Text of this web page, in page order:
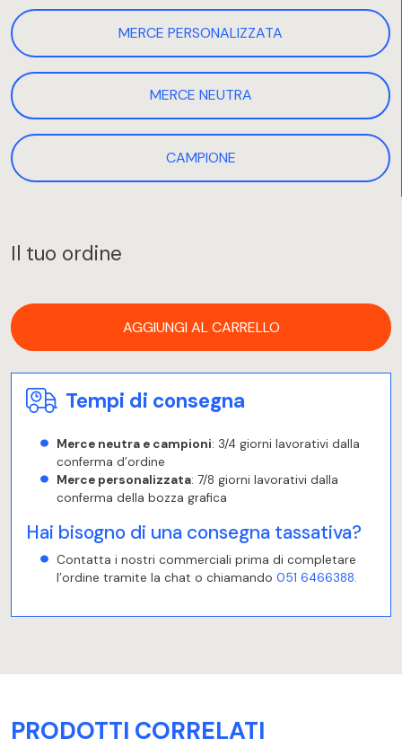
MERCE PERSONALIZZATA
MERCE NEUTRA
CAMPIONE
Il tuo ordine
AGGIUNGI AL CARRELLO
Tempi di consegna
Merce neutra e campioni: 3/4 giorni lavorativi dalla
conferma d’ordine
Merce personalizzata: 7/8 giorni lavorativi dalla
conferma della bozza grafica
Hai bisogno di una consegna tassativa?
Contatta i nostri commerciali prima di completare
l’ordine tramite la chat o chiamando 051 6466388.
PRODOTTI CORRELATI